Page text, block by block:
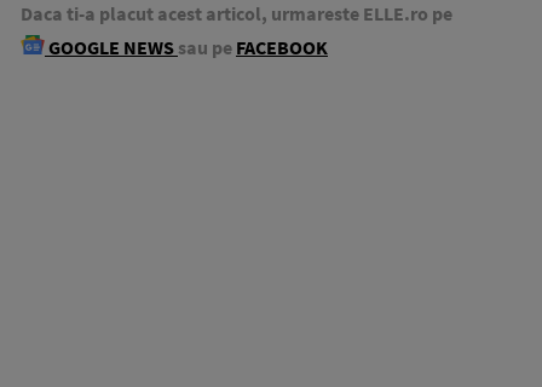
Daca ti-a placut acest articol, urmareste ELLE.ro pe
GOOGLE NEWS sau pe FACEBOOK